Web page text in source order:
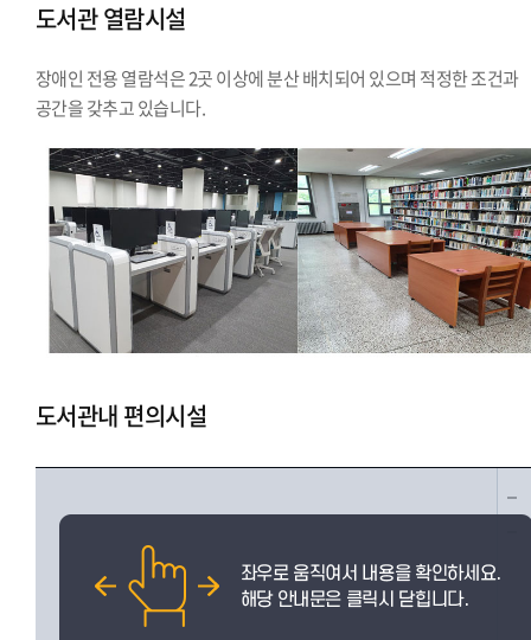
도서관 열람시설
장애인 전용 열람석은 2곳 이상에 분산 배치되어 있으며 적정한 조건과
공간을 갖추고 있습니다.
도서관내 편의시설